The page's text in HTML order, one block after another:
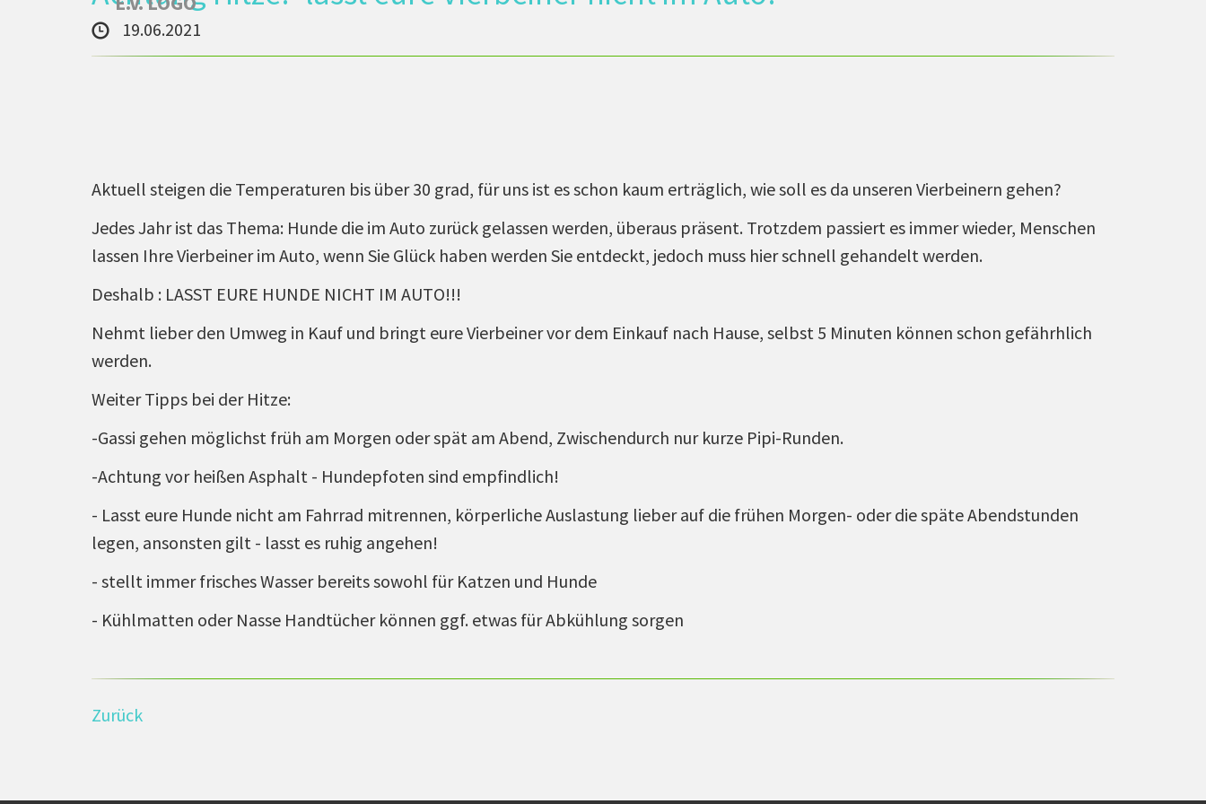
19.06.2021
Aktuell steigen die Temperaturen bis über 30 grad, für uns ist es schon kaum erträglich, wie soll es da unseren Vierbeinern gehen?
Jedes Jahr ist das Thema: Hunde die im Auto zurück gelassen werden, überaus präsent. Trotzdem passiert es immer wieder, Menschen
lassen Ihre Vierbeiner im Auto, wenn Sie Glück haben werden Sie entdeckt, jedoch muss hier schnell gehandelt werden.
Deshalb : LASST EURE HUNDE NICHT IM AUTO!!!
Nehmt lieber den Umweg in Kauf und bringt eure Vierbeiner vor dem Einkauf nach Hause, selbst 5 Minuten können schon gefährhlich
werden.
Weiter Tipps bei der Hitze:
-Gassi gehen möglichst früh am Morgen oder spät am Abend, Zwischendurch nur kurze Pipi-Runden.
-Achtung vor heißen Asphalt - Hundepfoten sind empfindlich!
- Lasst eure Hunde nicht am Fahrrad mitrennen, körperliche Auslastung lieber auf die frühen Morgen- oder die späte Abendstunden
legen, ansonsten gilt - lasst es ruhig angehen!
- stellt immer frisches Wasser bereits sowohl für Katzen und Hunde
- Kühlmatten oder Nasse Handtücher können ggf. etwas für Abkühlung sorgen
Zurück